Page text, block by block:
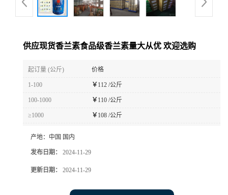
供应现货香兰素食品级香兰素量大从优 欢迎选购
起订量 (公斤) 价格
1-100 ￥ 112 /公斤
100-1000 ￥ 110 /公斤
≥1000 ￥ 108 /公斤
产地： 中国 国内
发布日期： 2024-11-29
更新日期： 2024-11-29